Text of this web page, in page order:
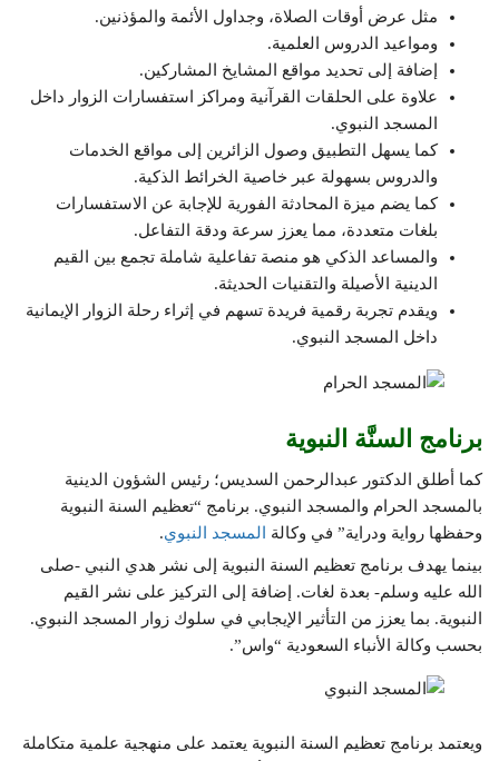
مثل عرض أوقات الصلاة، وجداول الأئمة والمؤذنين.
ومواعيد الدروس العلمية.
إضافة إلى تحديد مواقع المشايخ المشاركين.
علاوة على الحلقات القرآنية ومراكز استفسارات الزوار داخل
المسجد النبوي.
كما يسهل التطبيق وصول الزائرين إلى مواقع الخدمات
والدروس بسهولة عبر خاصية الخرائط الذكية.
كما يضم ميزة المحادثة الفورية للإجابة عن الاستفسارات
بلغات متعددة، مما يعزز سرعة ودقة التفاعل.
والمساعد الذكي هو منصة تفاعلية شاملة تجمع بين القيم
الدينية الأصيلة والتقنيات الحديثة.
ويقدم تجربة رقمية فريدة تسهم في إثراء رحلة الزوار الإيمانية
داخل المسجد النبوي.
برنامج السنَّة النبوية
كما أطلق الدكتور عبدالرحمن السديس؛ رئيس الشؤون الدينية
بالمسجد الحرام والمسجد النبوي. برنامج “تعظيم السنة النبوية
وحفظها رواية ودراية” في وكالة
المسجد النبوي.
بينما يهدف برنامج تعظيم السنة النبوية إلى نشر هدي النبي -صلى
الله عليه وسلم- بعدة لغات. إضافة إلى التركيز على نشر القيم
النبوية. بما يعزز من التأثير الإيجابي في سلوك زوار المسجد النبوي.
بحسب وكالة الأنباء السعودية “واس”.
ويعتمد برنامج تعظيم السنة النبوية يعتمد على منهجية علمية متكاملة